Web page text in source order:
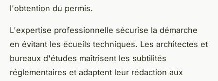
l'obtention du permis.
L'expertise professionnelle sécurise la démarche
en évitant les écueils techniques. Les architectes et
bureaux d'études maîtrisent les subtilités
réglementaires et adaptent leur rédaction aux